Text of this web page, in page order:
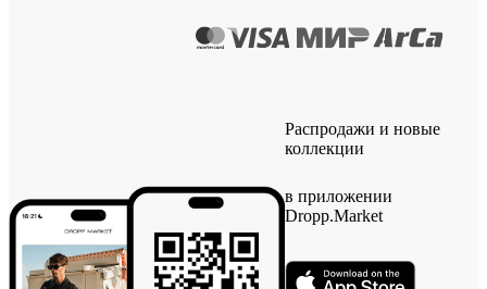
Распродажи и новые
коллекции
в приложении
Dropp.Market